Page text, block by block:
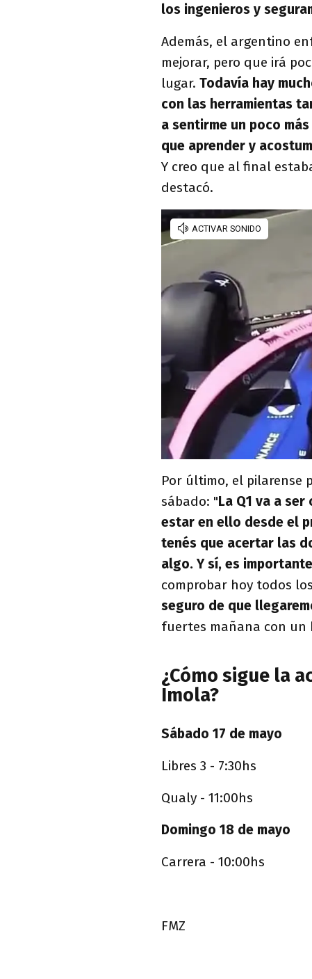
los ingenieros y
Además, el argentino
mejorar, pero que irá
lugar. Todavía hay
con las herramientas
a sentirme un poco
que aprender y
Y creo que al final
destacó.
Por último, el pilarense
sábado: "La Q1 va a
estar en ello desde el
tenés que acertar las
algo. Y sí, es
comprobar hoy todos
seguro de que
fuertes mañana con un
¿Cómo sigue la
Imola?
Sábado 17 de mayo
Libres 3 - 7:30hs
Qualy - 11:00hs
Domingo 18 de mayo
Carrera - 10:00hs
FMZ